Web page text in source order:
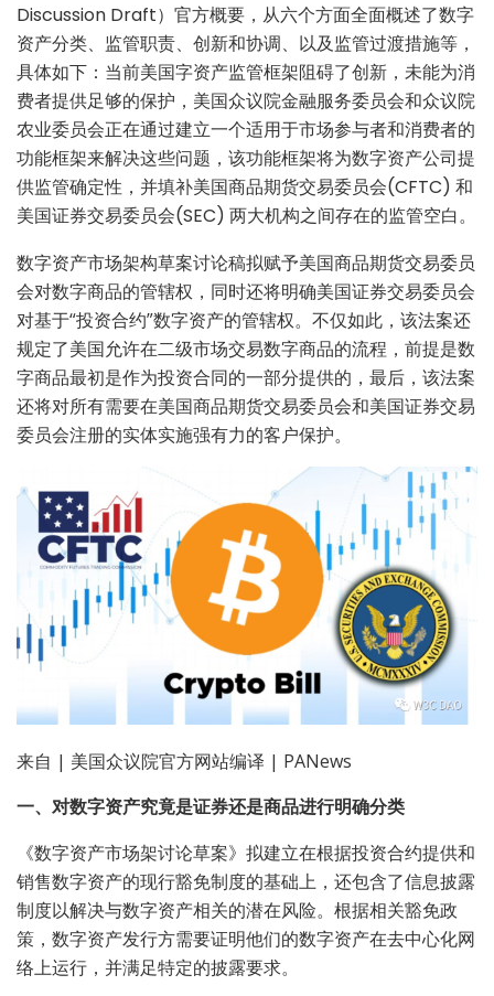
Discussion Draft）官方概要，从六个方面全面概述了数字
资产分类、监管职责、创新和协调、以及监管过渡措施等，
具体如下：当前美国字资产监管框架阻碍了创新，未能为消
费者提供足够的保护，美国众议院金融服务委员会和众议院
农业委员会正在通过建立一个适用于市场参与者和消费者的
功能框架来解决这些问题，该功能框架将为数字资产公司提
供监管确定性，并填补美国商品期货交易委员会(CFTC) 和
美国证券交易委员会(SEC) 两大机构之间存在的监管空白。
数字资产市场架构草案讨论稿拟赋予美国商品期货交易委员
会对数字商品的管辖权，同时还将明确美国证券交易委员会
对基于“投资合约”数字资产的管辖权。不仅如此，该法案还
规定了美国允许在二级市场交易数字商品的流程，前提是数
字商品最初是作为投资合同的一部分提供的，最后，该法案
还将对所有需要在美国商品期货交易委员会和美国证券交易
委员会注册的实体实施强有力的客户保护。
来自 | 美国众议院官方网站编译 | PANews
一、对数字资产究竟是证券还是商品进行明确分类
《数字资产市场架讨论草案》拟建立在根据投资合约提供和
销售数字资产的现行豁免制度的基础上，还包含了信息披露
制度以解决与数字资产相关的潜在风险。根据相关豁免政
策，数字资产发行方需要证明他们的数字资产在去中心化网
络上运行，并满足特定的披露要求。